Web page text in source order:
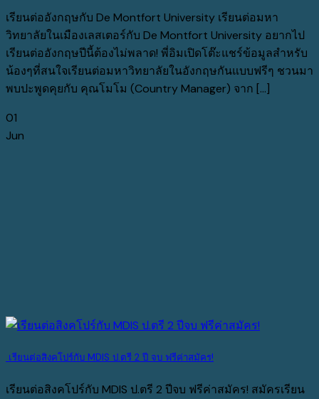
เรียนต่ออังกฤษกับ De Montfort University เรียนต่อมหา
วิทยาลัยในเมืองเลสเตอร์กับ De Montfort University อยากไป
เรียนต่ออังกฤษปีนี้ต้องไม่พลาด! พี่อิมเปิดโต๊ะแชร์ข้อมูลสำหรับ
น้องๆที่สนใจเรียนต่อมหาวิทยาลัยในอังกฤษกันแบบฟรีๆ ชวนมา
พบปะพูดคุยกับ คุณโมโม (Country Manager) จาก [...]
01
Jun
เรียนต่อสิงคโปร์กับ MDIS ป.ตรี 2 ปี จบ ฟรีค่าสมัคร!
เรียนต่อสิงคโปร์กับ MDIS ป.ตรี 2 ปีจบ ฟรีค่าสมัคร! สมัครเรียน